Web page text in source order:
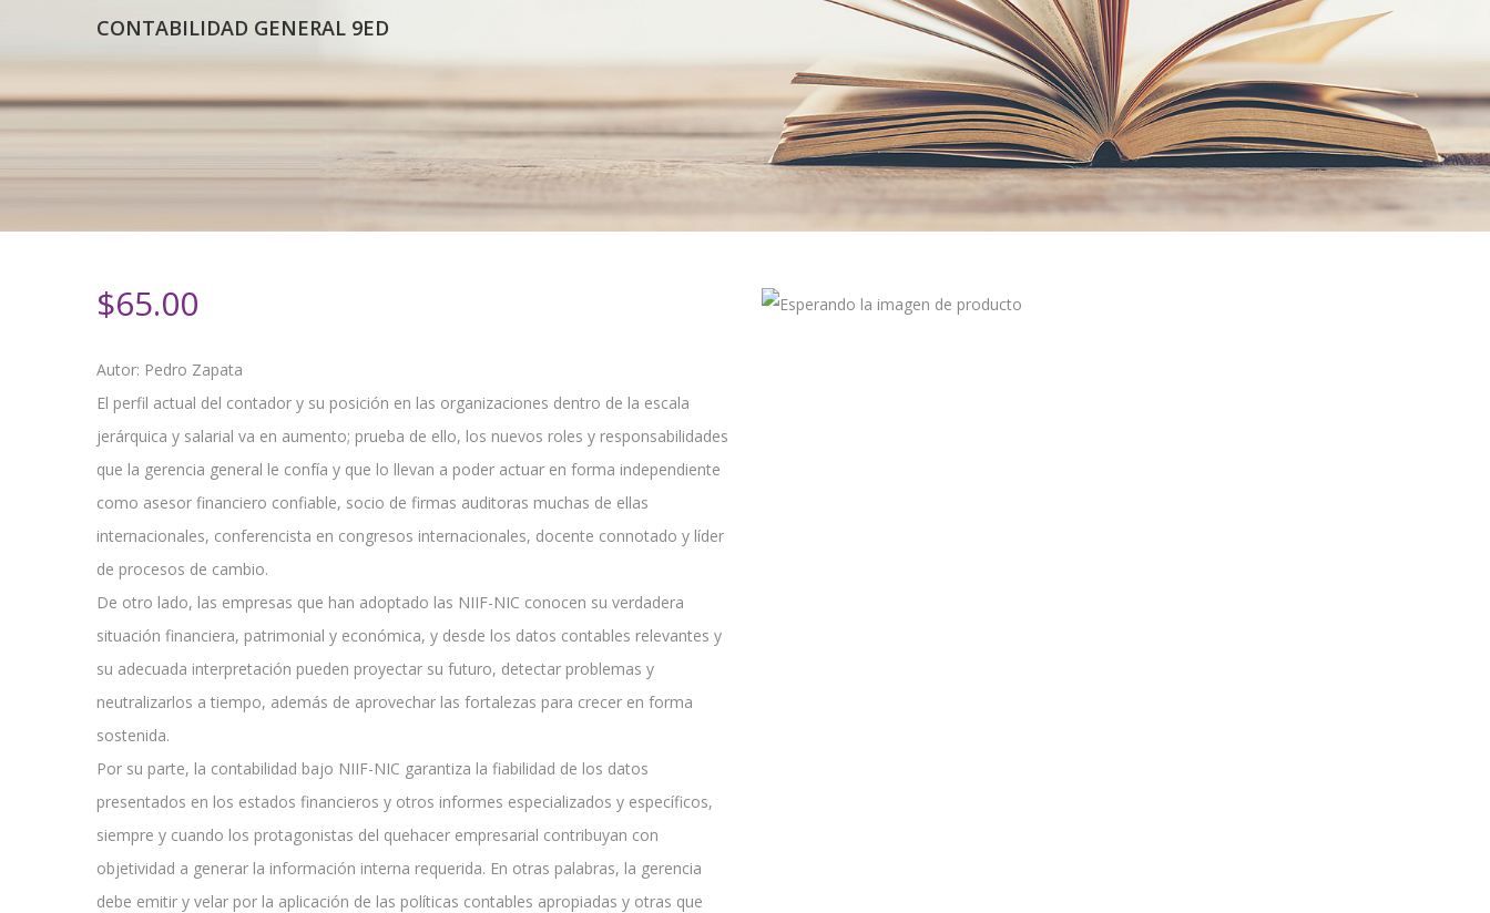
CONTABILIDAD GENERAL 9ED
$65.00
Autor: Pedro Zapata
El perfil actual del contador y su posición en las organizaciones dentro de la escala
jerárquica y salarial va en aumento; prueba de ello, los nuevos roles y responsabilidades
que la gerencia general le confía y que lo llevan a poder actuar en forma independiente
como asesor financiero confiable, socio de firmas auditoras muchas de ellas
internacionales, conferencista en congresos internacionales, docente connotado y líder
de procesos de cambio.
De otro lado, las empresas que han adoptado las NIIF-NIC conocen su verdadera
situación financiera, patrimonial y económica, y desde los datos contables relevantes y
su adecuada interpretación pueden proyectar su futuro, detectar problemas y
neutralizarlos a tiempo, además de aprovechar las fortalezas para crecer en forma
sostenida.
Por su parte, la contabilidad bajo NIIF-NIC garantiza la fiabilidad de los datos
presentados en los estados financieros y otros informes especializados y específicos,
siempre y cuando los protagonistas del quehacer empresarial contribuyan con
objetividad a generar la información interna requerida. En otras palabras, la gerencia
debe emitir y velar por la aplicación de las políticas contables apropiadas y otras que